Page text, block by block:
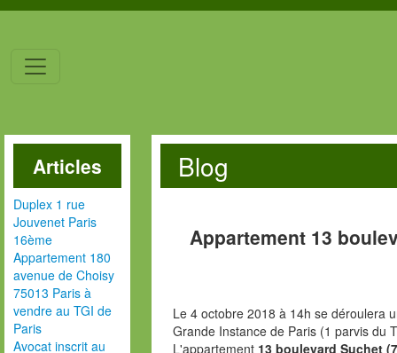
Articles
Duplex 1 rue
Jouvenet Paris
16ème
Appartement 180
avenue de Choisy
75013 Paris à
vendre au TGI de
Paris
Avocat inscrit au
Blog
Appartement 13
Le 4 octobre 2018 à 14h se déroulera
Grande Instance de Paris (1 parvis du
L'appartement 13 boulevard Suchet